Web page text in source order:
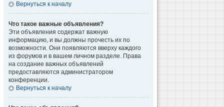
Вернуться к началу
Что такое важные объявления?
Эти объявления содержат важную
информацию, и вы должны прочесть их по
возможности. Они появляются вверху каждого
из форумов и в вашем личном разделе. Права
на создание важных объявлений
предоставляются администратором
конференции.
Вернуться к началу